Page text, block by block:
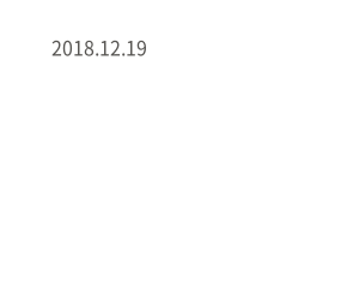
2018.12.19